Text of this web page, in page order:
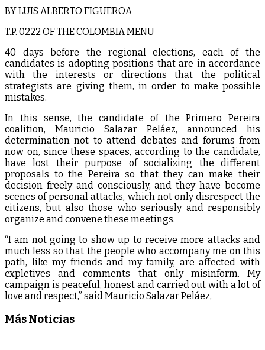
BY LUIS ALBERTO FIGUEROA
T.P. 0222 OF THE COLOMBIA MENU
40 days before the regional elections, each of the
candidates is adopting positions that are in accordance
with the interests or directions that the political
strategists are giving them, in order to make possible
mistakes.
In this sense, the candidate of the Primero Pereira
coalition, Mauricio Salazar Peláez, announced his
determination not to attend debates and forums from
now on, since these spaces, according to the candidate,
have lost their purpose of socializing the different
proposals to the Pereira so that they can make their
decision freely and consciously, and they have become
scenes of personal attacks, which not only disrespect the
citizens, but also those who seriously and responsibly
organize and convene these meetings.
“I am not going to show up to receive more attacks and
much less so that the people who accompany me on this
path, like my friends and my family, are affected with
expletives and comments that only misinform. My
campaign is peaceful, honest and carried out with a lot of
love and respect,” said Mauricio Salazar Peláez,
Más Noticias